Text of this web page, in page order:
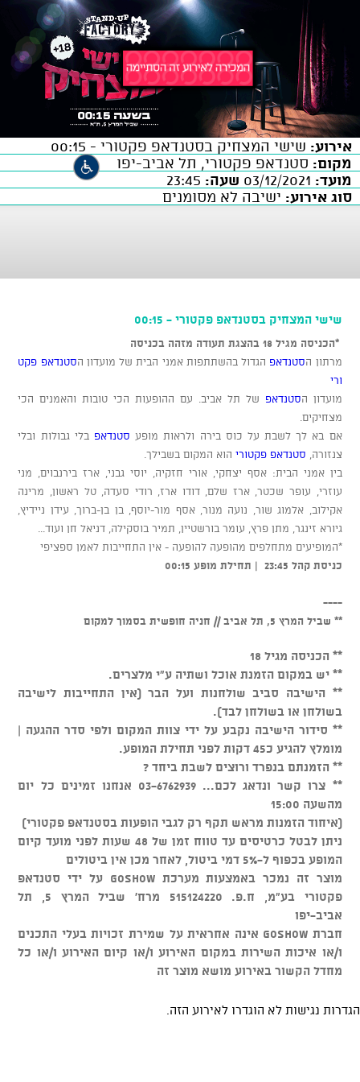
אירוע: שישי המצחיק בסטנדאפ פקטורי - 00:15
מקום: סטנדאפ פקטורי, תל אביב-יפו
מועד:
שעה:
סוג אירוע: ישיבה לא מסומנים
שישי המצחיק בסטנדאפ פקטורי - 00:15
*הכניסה מגיל 18 בהצגת תעודה מזהה בכניסה
מרתון הסטנדאפ הגדול בהשתתפות אמני הבית של מועדון הסטנדאפ פקט
ורי
מועדון הסטנדאפ של תל אביב. עם ההופעות הכי טובות והאמנים הכי
מצחיקים.
אם בא לך לשבת על כוס בירה ולראות מופע סטנדאפ בלי גבולות ובלי
צנזורה, סטנדאפ פקטורי הוא המקום בשבילך.
בין אמני הבית: אסף יצחקי, אורי חזקיה, יוסי גבני, ארז בירנבוים, מני
עוזרי, עופר שכטר, ארז שלם, דודו ארז, רודי סעדה, טל ראשון, מרינה
אקילוב, אלמוג שור, נועה מנור, אסף מור-יוסף, בן בן-ברוך, עידן ניידיץ,
גיורא זינגר, מתן פרץ, עומר בורשטיין, תמיר בוסקילה, דניאל חן ועוד...
*המופיעים מתחלפים מהופעה להופעה - אין התחייבות לאמן ספציפי
כניסת קהל 23:45 | תחילת מופע 00:15
----
** שביל המרץ 5, תל אביב // חניה חופשית בסמוך למקום
** הכניסה מגיל 18
** יש במקום הזמנת אוכל ושתיה ע"י מלצרים.
** הישיבה סביב שולחנות ועל הבר (אין התחייבות לישיבה
בשולחן או בשולחן לבד).
** סידור הישיבה נקבע על ידי צוות המקום ולפי סדר ההגעה |
מומלץ להגיע כ45 דקות לפני תחילת המופע.
** הזמנתם בנפרד ורוצים לשבת ביחד ?
** צרו קשר ונדאג לכם... 03-6762939 אנחנו זמינים כל יום
מהשעה 15:00
(איחוד הזמנות מראש תקף רק לגבי הופעות בסטנדאפ פקטורי)
ניתן לבטל כרטיסים עד טווח זמן של 48 שעות לפני מועד קיום
המופע בכפוף ל-5% דמי ביטול, לאחר מכן אין ביטולים
מוצר זה נמכר באמצעות מערכת GOSHOW על ידי סטנדאפ
פקטורי בע"מ, ח.פ. 515124220 מרח' שביל המרץ 5, תל
אביב-יפו
חברת GOSHOW אינה אחראית על שמירת זכויות בעלי התכנים
ו/או איכות השירות במקום האירוע ו/או קיום האירוע ו/או כל
מחדל הקשור באירוע מושא מוצר זה
הגדרות נגישות לא הוגדרו לאירוע הזה.